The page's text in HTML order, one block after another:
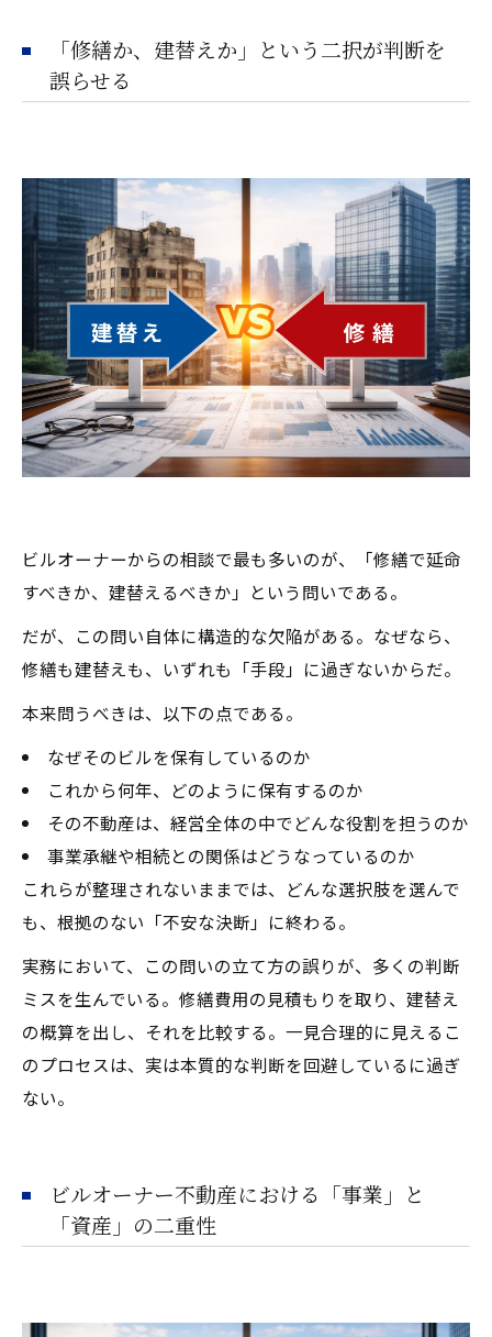
「修繕か、建替えか」という二択が判断を
誤らせる
ビルオーナーからの相談で最も多いのが、「修繕で延命
すべきか、建替えるべきか」という問いである。
だが、この問い自体に構造的な欠陥がある。なぜなら、
修繕も建替えも、いずれも「手段」に過ぎないからだ。
本来問うべきは、以下の点である。
なぜそのビルを保有しているのか
これから何年、どのように保有するのか
その不動産は、経営全体の中でどんな役割を担うのか
事業承継や相続との関係はどうなっているのか
これらが整理されないままでは、どんな選択肢を選んで
も、根拠のない「不安な決断」に終わる。
実務において、この問いの立て方の誤りが、多くの判断
ミスを生んでいる。修繕費用の見積もりを取り、建替え
の概算を出し、それを比較する――。一見合理的に見えるこ
のプロセスは、実は本質的な判断を回避しているに過ぎ
ない。
ビルオーナー不動産における「事業」と
「資産」の二重性